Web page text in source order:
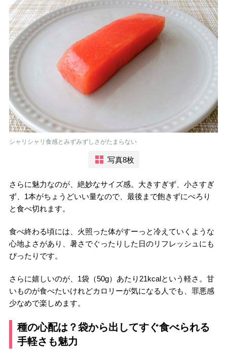
シャリシャリ食感とみずみずしさがたまらない
写真8枚
さらに魅力なのが、絶妙なサイズ感。大きすぎず、小さすぎ
ず、1本がちょうどいい量なので、最後まで飽きずにぺろり
と食べ切れます。
食べ終わる頃には、火照った体がすーっと冷えていくような
心地よさがあり、暑さでぐったりした日のリフレッシュにも
ぴったりです。
さらに嬉しいのが、1袋（50g）あたり21kcalという軽さ。甘
いものが食べたいけれどカロリーが気になる人でも、罪悪感
少なめで楽しめます。
種の心配は？袋から出してすぐ食べられる
手軽さも魅力